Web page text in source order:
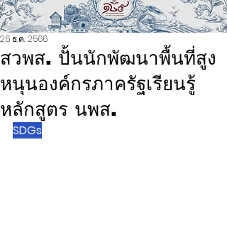
สวพส. ปั้นนักพัฒนาพื้นที่สูง
หนุนองค์กรภาครัฐเรียนรู้
หลักสูตร นพส.
26 ธ.ค. 2566
SDGs